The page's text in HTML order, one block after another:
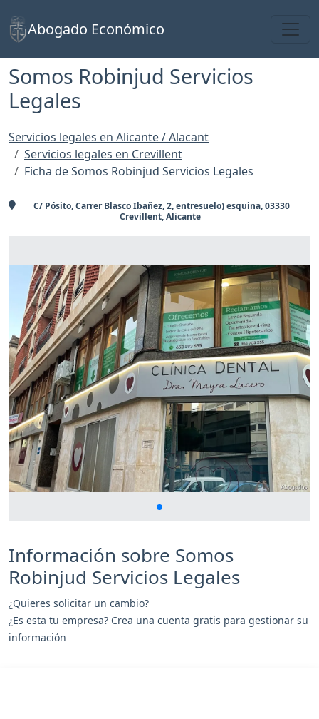
Abogado Económico
Somos Robinjud Servicios
Legales
Servicios legales en Alicante / Alacant
Servicios legales en Crevillent
Ficha de Somos Robinjud Servicios Legales
C/ Pósito, Carrer Blasco Ibañez, 2, entresuelo) esquina, 03330
Crevillent, Alicante
Información sobre Somos
Robinjud Servicios Legales
¿Quieres solicitar un cambio?
¿Es esta tu empresa? Crea una cuenta gratis para gestionar su
información